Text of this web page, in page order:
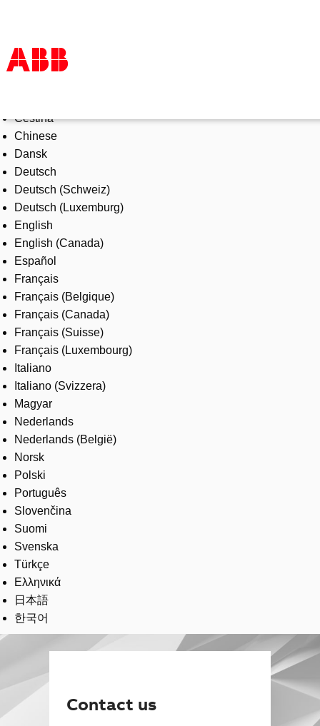
Products & Solutions
Industries
Services
About us
Where to buy
Contact us
Careers
Čeština
Chinese
Dansk
Deutsch
Deutsch (Schweiz)
Deutsch (Luxemburg)
English
English (Canada)
Español
Français
Français (Belgique)
Français (Canada)
Français (Suisse)
Français (Luxembourg)
Italiano
Italiano (Svizzera)
Magyar
Nederlands
Nederlands (België)
Norsk
Polski
Português
Slovenčina
Suomi
Svenska
Türkçe
Ελληνικά
日本語
한국어
Contact us